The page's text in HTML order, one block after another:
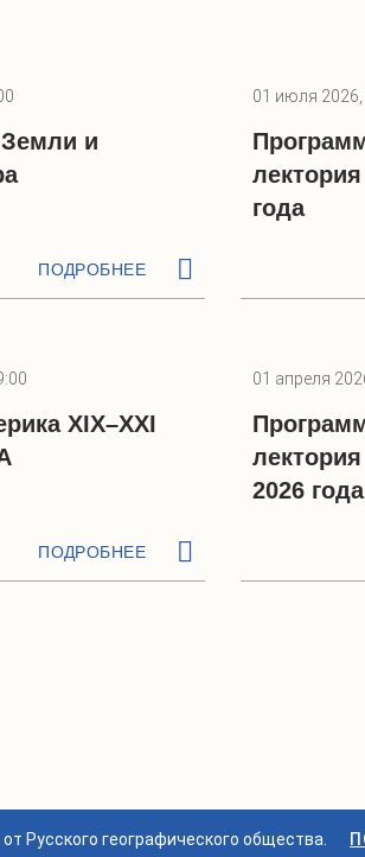
и
ПОДРОБНЕЕ
01 июля 2026,
года
XIX–XXI
ПОДРОБНЕЕ
01 апреля
2026 года
Русского географического общества.